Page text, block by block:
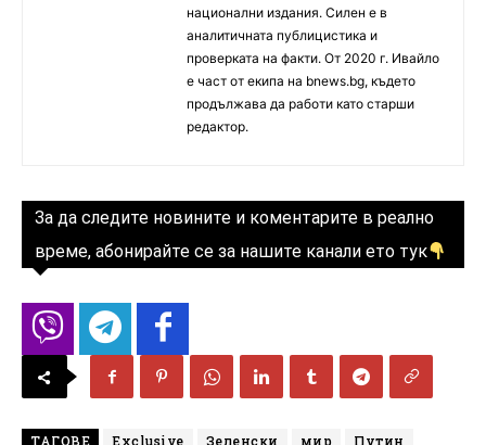
национални издания. Силен е в
аналитичната публицистика и
проверката на факти. От 2020 г. Ивайло
е част от екипа на bnews.bg, където
продължава да работи като старши
редактор.
За да следите новините и коментарите в реално
време, абонирайте се за нашите канали ето тук
ТАГОВЕ Exclusive Зеленски мир
Путин